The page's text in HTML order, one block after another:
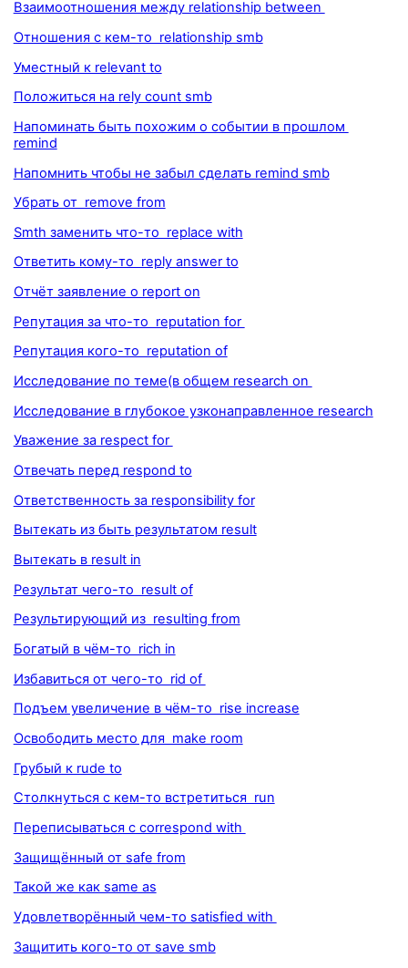
Взаимоотношения между relationship between
Отношения с кем-то relationship smb
Уместный к relevant to
Положиться на rely count smb
Напоминать быть похожим о событии в прошлом
remind
Напомнить чтобы не забыл сделать remind smb
Убрать от remove from
Smth заменить что-то replace with
Ответить кому-то reply answer to
Отчёт заявление о report on
Репутация за что-то reputation for
Репутация кого-то reputation of
Исследование по теме(в общем research on
Исследование в глубокое узконаправленное research
Уважение за respect for
Отвечать перед respond to
Ответственность за responsibility for
Вытекать из быть результатом result
Вытекать в result in
Результат чего-то result of
Результирующий из resulting from
Богатый в чём-то rich in
Избавиться от чего-то rid of
Подъем увеличение в чём-то rise increase
Освободить место для make room
Грубый к rude to
Столкнуться с кем-то встретиться run
Переписываться с correspond with
Защищённый от safe from
Такой же как same as
Удовлетворённый чем-то satisfied with
Защитить кого-то от save smb